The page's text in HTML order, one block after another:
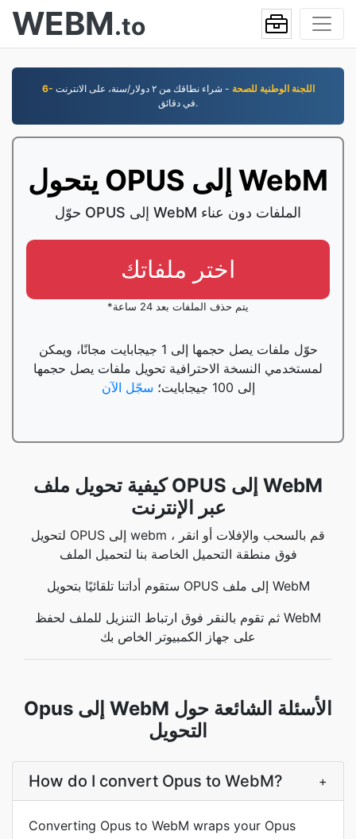
WEBM.to
6- اللجنة الوطنية للصحة
- شراء نطاقك من ٢ دوﻻر/سنة، على اﻻنترنت
في دقائق.
يتحول OPUS إلى WebM
حوّل OPUS إلى WebM الملفات دون عناء
اختر ملفاتك
*يتم حذف الملفات بعد 24 ساعة
حوّل ملفات يصل حجمها إلى 1 جيجابايت مجانًا، ويمكن
لمستخدمي النسخة الاحترافية تحويل ملفات يصل حجمها
إلى 100 جيجابايت؛
سجّل الآن
كيفية تحويل ملف OPUS إلى WebM
عبر الإنترنت
لتحويل OPUS إلى webm ، قم بالسحب والإفلات أو انقر
فوق منطقة التحميل الخاصة بنا لتحميل الملف
ستقوم أداتنا تلقائيًا بتحويل OPUS إلى ملف WebM
ثم تقوم بالنقر فوق ارتباط التنزيل للملف لحفظ WebM
على جهاز الكمبيوتر الخاص بك
Opus إلى WebM الأسئلة الشائعة حول
التحويل
How do I convert Opus to WebM? +
Converting Opus to WebM wraps your Opus